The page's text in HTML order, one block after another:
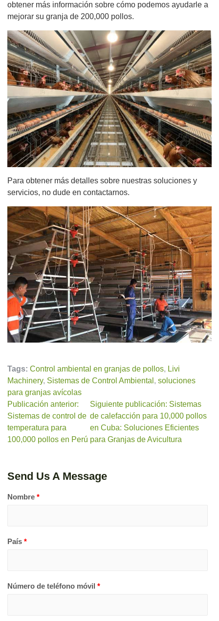
obtener más información sobre cómo podemos ayudarle a
mejorar su granja de 200,000 pollos.
Para obtener más detalles sobre nuestras soluciones y
servicios, no dude en contactarnos.
Tags: Control ambiental en granjas de pollos, Livi
Machinery, Sistemas de Control Ambiental , soluciones
para granjas avícolas
Publicación anterior:
Sistemas de control de
temperatura para
100,000 pollos en Perú
Siguiente publicación: Sistemas
de calefacción para 10,000 pollos
en Cuba: Soluciones Eficientes
para Granjas de Avicultura
Send Us A Message
Nombre *
País *
Número de teléfono móvil *